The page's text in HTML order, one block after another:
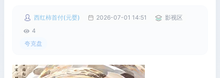
西红柿首付(元婴) 2026-07-01 14:51
影视区
4
夸克盘